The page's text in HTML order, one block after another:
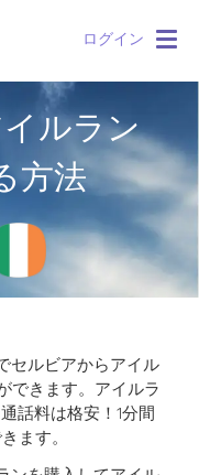
ログイン
ルラン
方法
セルビアからアイル
きます。 アイルラ
話料は格安！1分間
ます。